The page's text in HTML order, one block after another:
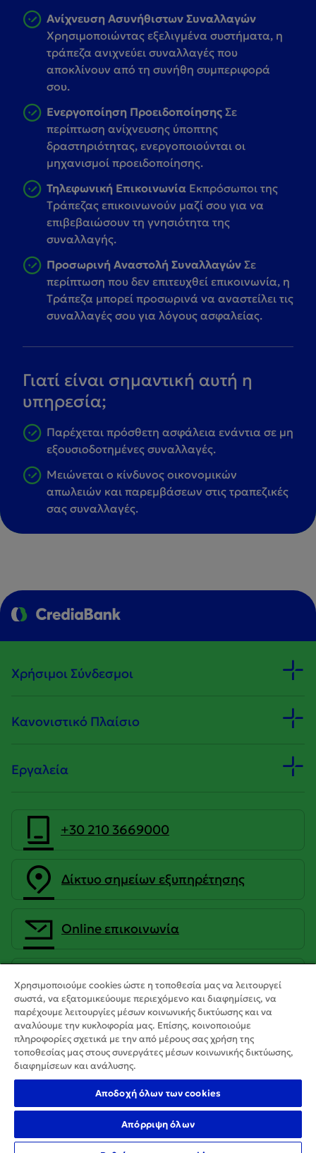
Ανίχνευση Ασυνήθιστων Συναλλαγών
Χρησιμοποιώντας εξελιγμένα συστήματα, η
τράπεζα ανιχνεύει συναλλαγές που
αποκλίνουν από τη συνήθη συμπεριφορά
σου.
Ενεργοποίηση Προειδοποίησης Σε
περίπτωση ανίχνευσης ύποπτης
δραστηριότητας, ενεργοποιούνται οι
μηχανισμοί προειδοποίησης.
Τηλεφωνική Επικοινωνία Εκπρόσωποι της
Tράπεζας επικοινωνούν μαζί σου για να
επιβεβαιώσουν τη γνησιότητα της
συναλλαγής.
Προσωρινή Αναστολή Συναλλαγών Σε
περίπτωση που δεν επιτευχθεί επικοινωνία, η
Tράπεζα μπορεί προσωρινά να αναστείλει τις
συναλλαγές σου για λόγους ασφαλείας.
Γιατί είναι σημαντική αυτή η
υπηρεσία;
Παρέχεται πρόσθετη ασφάλεια ενάντια σε μη
εξουσιοδοτημένες συναλλαγές.
Μειώνεται ο κίνδυνος οικονομικών
απωλειών και παρεμβάσεων στις τραπεζικές
σας συναλλαγές.
Χρήσιμοι Σύνδεσμοι
Κανονιστικό Πλαίσιο
Εργαλεία
+30 210 3669000
Δίκτυο σημείων εξυπηρέτησης
Οnline επικοινωνία
CrediaBank Ανώνυμη Τραπεζική
Εταιρεία
Copyright 2025 CrediaBank
Χρησιμοποιούμε cookies ώστε η τοποθεσία μας να λειτουργεί
σωστά, να εξατομικεύουμε περιεχόμενο και διαφημίσεις, να
παρέχουμε λειτουργίες μέσων κοινωνικής δικτύωσης και να
αναλύουμε την κυκλοφορία μας. Επίσης, κοινοποιούμε
πληροφορίες σχετικά με την από μέρους σας χρήση της
τοποθεσίας μας στους συνεργάτες μέσων κοινωνικής δικτύωσης,
διαφημίσεων και ανάλυσης.
Αποδοχή όλων των cookies
Απόρριψη όλων